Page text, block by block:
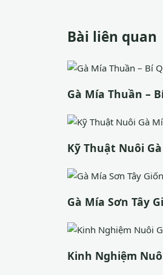
Bài liên quan
Gà Mía Thuần –
Kỹ Thuật Nuôi
Gà Mía Sơn Tây
Kinh Nghiệm